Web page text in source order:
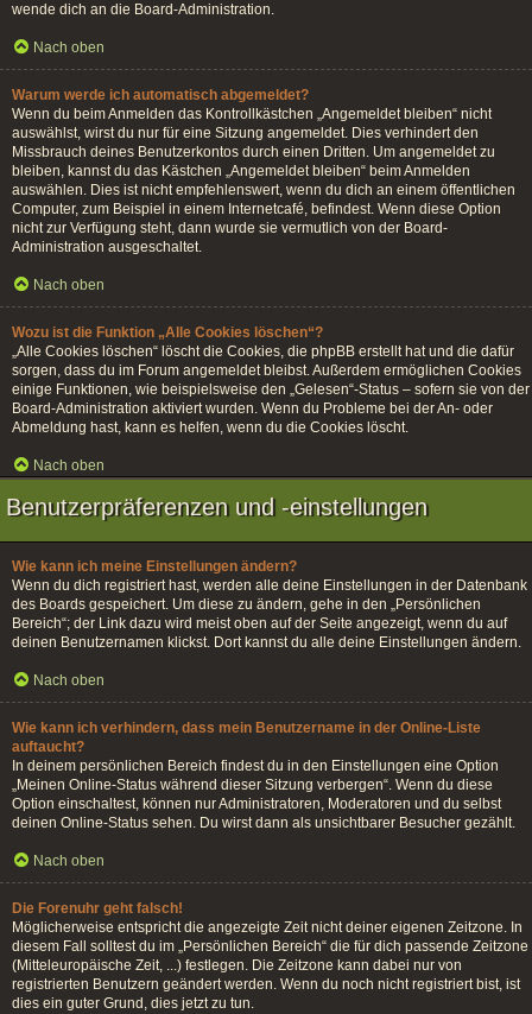
wende dich an die Board-Administration.
Nach oben
Warum werde ich automatisch abgemeldet?
Wenn du beim Anmelden das Kontrollkästchen „Angemeldet bleiben“ nicht
auswählst, wirst du nur für eine Sitzung angemeldet. Dies verhindert den
Missbrauch deines Benutzerkontos durch einen Dritten. Um angemeldet zu
bleiben, kannst du das Kästchen „Angemeldet bleiben“ beim Anmelden
auswählen. Dies ist nicht empfehlenswert, wenn du dich an einem öffentlichen
Computer, zum Beispiel in einem Internetcafé, befindest. Wenn diese Option
nicht zur Verfügung steht, dann wurde sie vermutlich von der Board-
Administration ausgeschaltet.
Nach oben
Wozu ist die Funktion „Alle Cookies löschen“?
„Alle Cookies löschen“ löscht die Cookies, die phpBB erstellt hat und die dafür
sorgen, dass du im Forum angemeldet bleibst. Außerdem ermöglichen Cookies
einige Funktionen, wie beispielsweise den „Gelesen“-Status – sofern sie von der
Board-Administration aktiviert wurden. Wenn du Probleme bei der An- oder
Abmeldung hast, kann es helfen, wenn du die Cookies löscht.
Nach oben
Benutzerpräferenzen und -einstellungen
Wie kann ich meine Einstellungen ändern?
Wenn du dich registriert hast, werden alle deine Einstellungen in der Datenbank
des Boards gespeichert. Um diese zu ändern, gehe in den „Persönlichen
Bereich“; der Link dazu wird meist oben auf der Seite angezeigt, wenn du auf
deinen Benutzernamen klickst. Dort kannst du alle deine Einstellungen ändern.
Nach oben
Wie kann ich verhindern, dass mein Benutzername in der Online-Liste
auftaucht?
In deinem persönlichen Bereich findest du in den Einstellungen eine Option
„Meinen Online-Status während dieser Sitzung verbergen“. Wenn du diese
Option einschaltest, können nur Administratoren, Moderatoren und du selbst
deinen Online-Status sehen. Du wirst dann als unsichtbarer Besucher gezählt.
Nach oben
Die Forenuhr geht falsch!
Möglicherweise entspricht die angezeigte Zeit nicht deiner eigenen Zeitzone. In
diesem Fall solltest du im „Persönlichen Bereich“ die für dich passende Zeitzone
(Mitteleuropäische Zeit, ...) festlegen. Die Zeitzone kann dabei nur von
registrierten Benutzern geändert werden. Wenn du noch nicht registriert bist, ist
dies ein guter Grund, dies jetzt zu tun.